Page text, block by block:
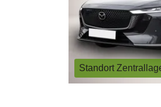
Standort